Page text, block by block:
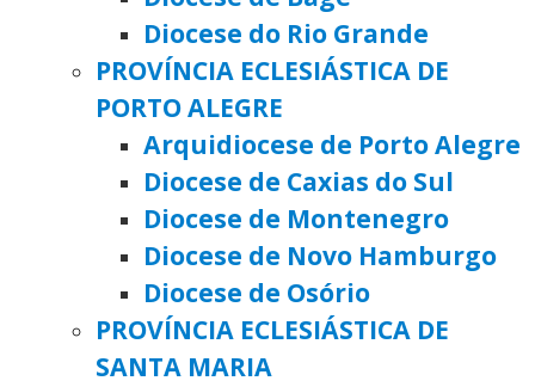
Diocese do Rio Grande
PROVÍNCIA ECLESIÁSTICA DE
PORTO ALEGRE
Arquidiocese de Porto Alegre
Diocese de Caxias do Sul
Diocese de Montenegro
Diocese de Novo Hamburgo
Diocese de Osório
PROVÍNCIA ECLESIÁSTICA DE
SANTA MARIA